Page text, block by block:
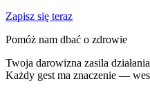
Zapisz się teraz
Pomóż nam dbać o zdrowie
Twoja darowizna zasila
Każdy gest ma znaczenie —